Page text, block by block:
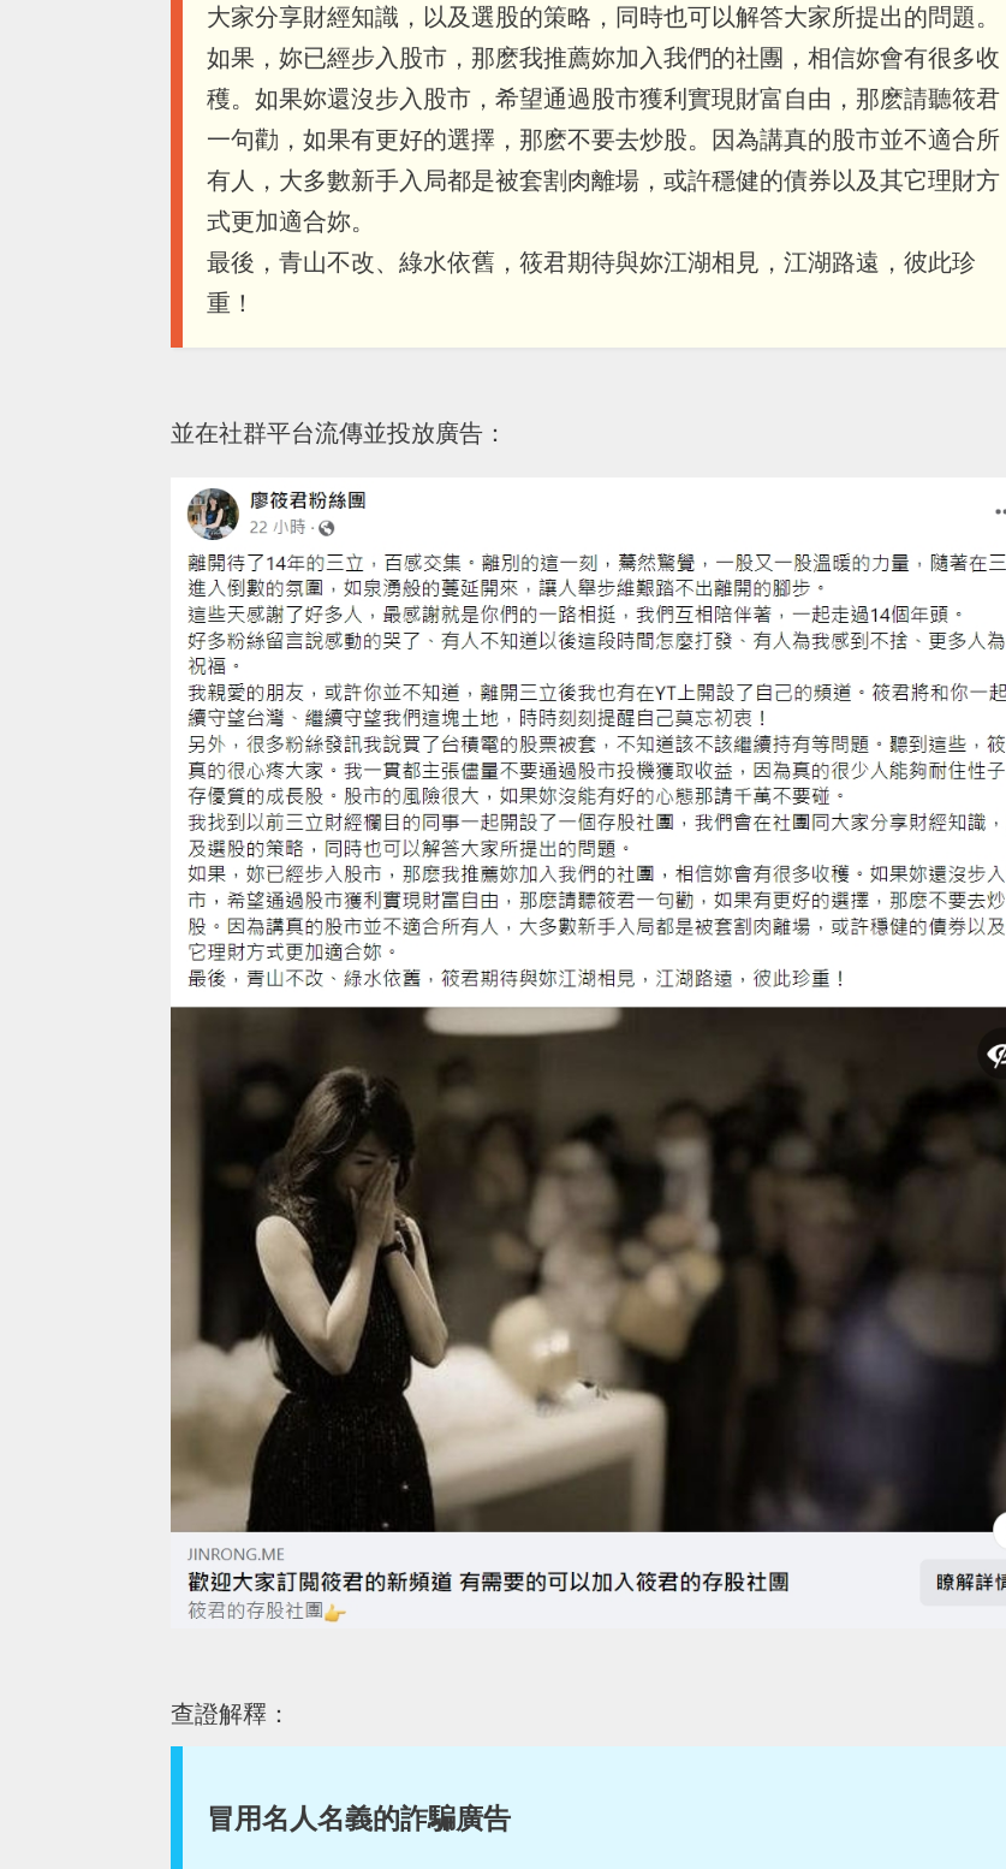
大家分享財經知識，以及選股的策略，同時也可以解答大家所提出的問題。
如果，妳已經步入股市，那麽我推薦妳加入我們的社團，相信妳會有很多收
穫。如果妳還沒步入股市，希望通過股市獲利實現財富自由，那麽請聽筱君
一句勸，如果有更好的選擇，那麽不要去炒股。因為講真的股市並不適合所
有人，大多數新手入局都是被套割肉離場，或許穩健的債券以及其它理財方
式更加適合妳。
最後，青山不改、綠水依舊，筱君期待與妳江湖相見，江湖路遠，彼此珍
重！
並在社群平台流傳並投放廣告：
查證解釋：
冒用名人名義的詐騙廣告